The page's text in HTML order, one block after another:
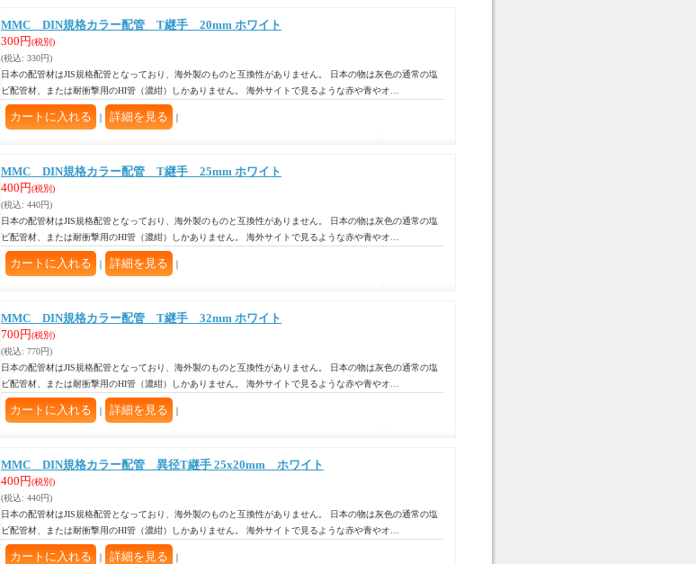
MMC DIN規格カラー配管 T継手 20mm ホワイト
300円(税別)
(税込: 330円)
日本の配管材はJIS規格配管となっており、海外製のものと互換性がありません。 日本の物は灰色の通常の塩
ビ配管材、または耐衝撃用のHI管（濃紺）しかありません。 海外サイトで見るような赤や青やオ…
｜ ｜
MMC DIN規格カラー配管 T継手 25mm ホワイト
400円(税別)
(税込: 440円)
日本の配管材はJIS規格配管となっており、海外製のものと互換性がありません。 日本の物は灰色の通常の塩
ビ配管材、または耐衝撃用のHI管（濃紺）しかありません。 海外サイトで見るような赤や青やオ…
｜ ｜
MMC DIN規格カラー配管 T継手 32mm ホワイト
700円(税別)
(税込: 770円)
日本の配管材はJIS規格配管となっており、海外製のものと互換性がありません。 日本の物は灰色の通常の塩
ビ配管材、または耐衝撃用のHI管（濃紺）しかありません。 海外サイトで見るような赤や青やオ…
｜ ｜
MMC DIN規格カラー配管 異径T継手 25x20mm ホワイト
400円(税別)
(税込: 440円)
日本の配管材はJIS規格配管となっており、海外製のものと互換性がありません。 日本の物は灰色の通常の塩
ビ配管材、または耐衝撃用のHI管（濃紺）しかありません。 海外サイトで見るような赤や青やオ…
｜ ｜